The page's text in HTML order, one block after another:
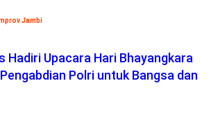
Jambi
Hadiri Upacara Hari Bhayangkara
Polri untuk Bangsa dan